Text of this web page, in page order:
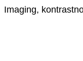
Imaging,